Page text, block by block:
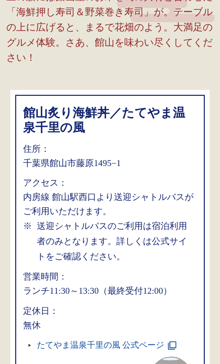
「海鮮押し寿司＆野菜巻き寿司」が。テーブル
の上に広げると、まるで花畑のよう。大満足の
グルメ体験。さあ、館山を味わい尽くしてくだ
さい！
館山炙り海鮮丼／たてやま温
泉千里の風
住所：
千葉県館山市藤原1495−1
アクセス：
内房線 館山駅西口より送迎シャトルバスが
ご利用いただけます。
送迎シャトルバスのご利用は宿泊利用
者のみとなります。詳しくは公式サイ
トをご確認ください。
営業時間：
ランチ11:30～13:30（最終受付12:00）
定休日：
無休
たてやま温泉千里の風 公式ページ